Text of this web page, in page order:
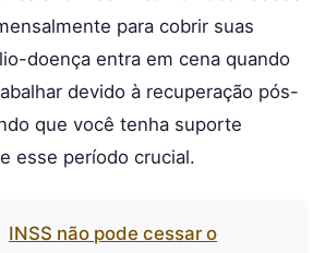
para cobrir suas
doença entra em cena quando
devido à recuperação pós-
que você tenha suporte
esse período crucial.
INSS não pode cessar o